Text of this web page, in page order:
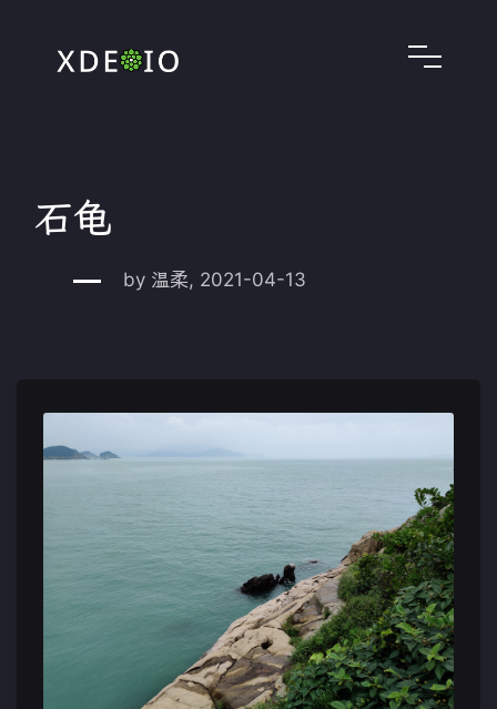
石龟
by 温柔, 2021-04-13